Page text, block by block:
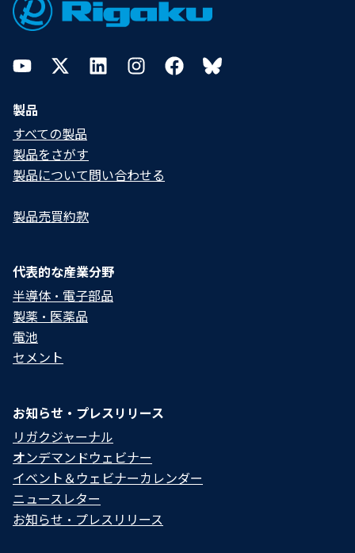
YouTubeTwitterLinkedInInstagramFacebookBluesky
製品
すべての製品
製品をさがす
製品について問い合わせる​
製品売買約款
代表的な産業分野
半導体・電子部品
製薬・医薬品
電池
セメント
お知らせ・プレスリリース
リガクジャーナル
オンデマンドウェビナー
イベント＆ウェビナーカレンダー
ニュースレター
お知らせ・プレスリリース